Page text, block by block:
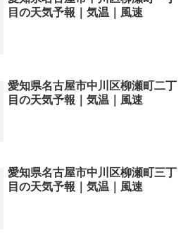
目の天気予報｜気温｜風速
愛知県名古屋市中川区柳瀬町二丁
目の天気予報｜気温｜風速
愛知県名古屋市中川区柳瀬町三丁
目の天気予報｜気温｜風速